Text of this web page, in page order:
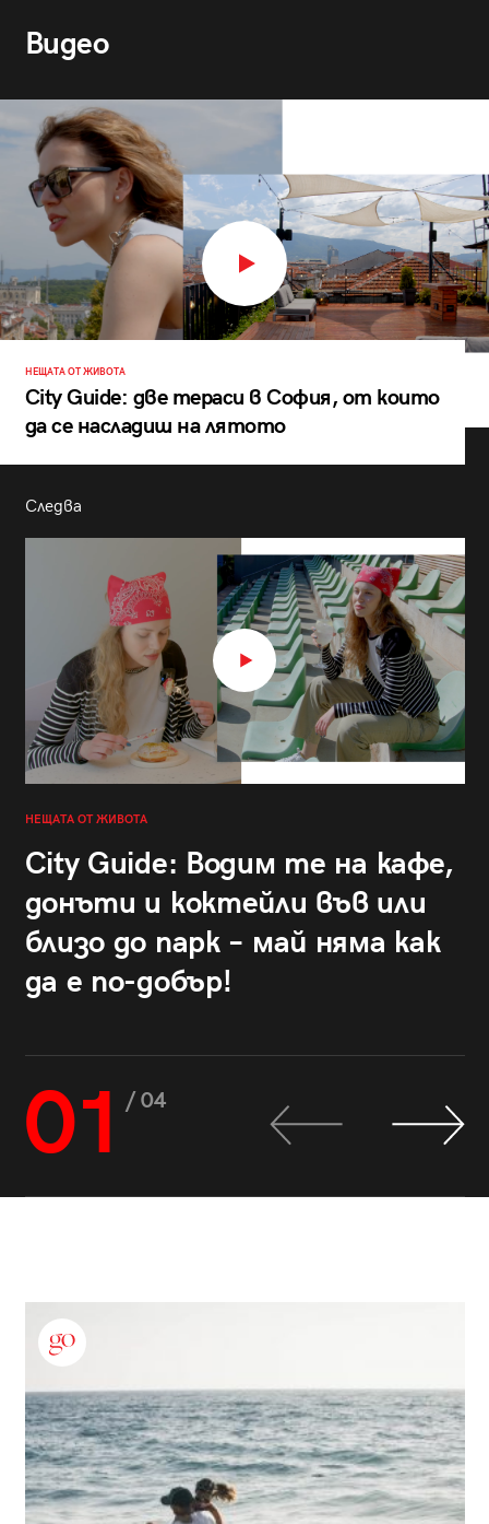
Видео
НЕЩАТА ОТ ЖИВОТА
City Guide: две тераси в София, от които
да се насладиш на лятото
Следва
НЕЩАТА ОТ ЖИВОТА
City Guide: Водим те на кафе,
донъти и коктейли във или
близо до парк – май няма как
да е по-добър!
01 / 04